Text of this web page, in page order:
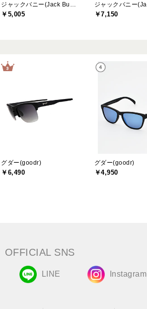
￥5,005 ￥7,150
グダー(goodr)
￥6,490
グダー(goodr)
￥4,950
OFFICIAL SNS
LINE Instagram